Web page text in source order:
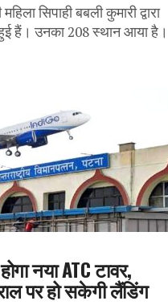
सिपाही बबली कुमारी द्वारा
हैं। उनका 208 स्थान आया है।
नया ATC टावर,
पर हो सकेगी लैंडिंग